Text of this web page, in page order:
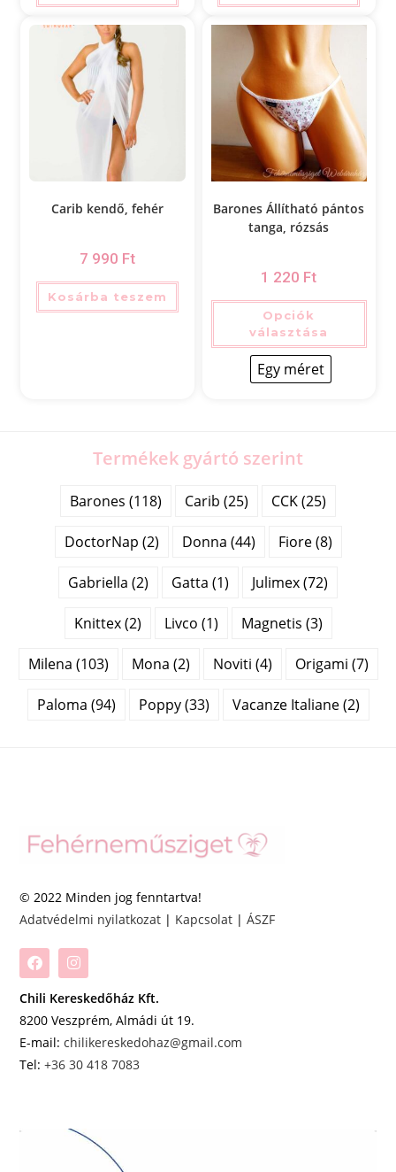
Carib kendő, fehér
7 990 Ft
Kosárba teszem
Barones Állítható pántos
tanga, rózsás
1 220 Ft
Opciók
választása
Egy méret
Termékek gyártó szerint
Barones (118) Carib (25) CCK (25)
DoctorNap (2) Donna (44) Fiore (8)
Gabriella (2) Gatta (1) Julimex (72)
Knittex (2) Livco (1) Magnetis (3)
Milena (103) Mona (2) Noviti (4) Origami (7)
Paloma (94) Poppy (33) Vacanze Italiane (2)
© 2022 Minden jog fenntartva!
Adatvédelmi nyilatkozat | Kapcsolat |ÁSZF
Chili Kereskedőház Kft.
8200 Veszprém, Almádi út 19.
E-mail:chilikereskedohaz@gmail.com
Tel:+36 30 418 7083